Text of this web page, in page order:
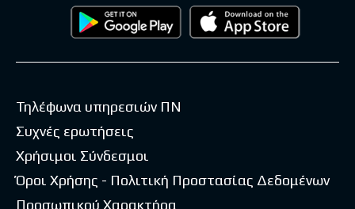
Τηλέφωνα υπηρεσιών ΠΝ
Συχνές ερωτήσεις
Χρήσιμοι Σύνδεσμοι
Όροι Χρήσης - Πολιτική Προστασίας Δεδομένων
Προσωπικού Χαρακτήρα